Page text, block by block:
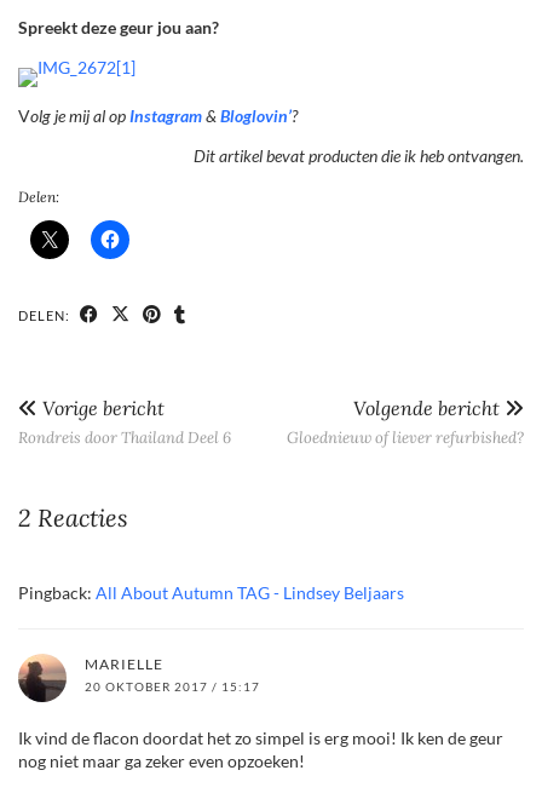
Spreekt deze geur jou aan?
Volg je mij al opInstagram& Bloglovin’?
Dit artikel bevat producten die ik heb ontvangen.
Delen:
DELEN:
Vorige bericht
Rondreis door Thailand Deel 6
Volgende bericht
Gloednieuw of liever refurbished?
2 Reacties
Pingback: All About Autumn TAG - Lindsey Beljaars
MARIELLE
20 OKTOBER 2017 / 15:17
Ik vind de flacon doordat het zo simpel is erg mooi! Ik ken de geur
nog niet maar ga zeker even opzoeken!